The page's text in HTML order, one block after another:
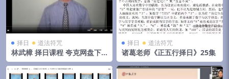
择日 道法符咒
林武樟 择日课程 夸克网盘下
载
择日 道法符咒
诸葛老师《正五行择日》25集